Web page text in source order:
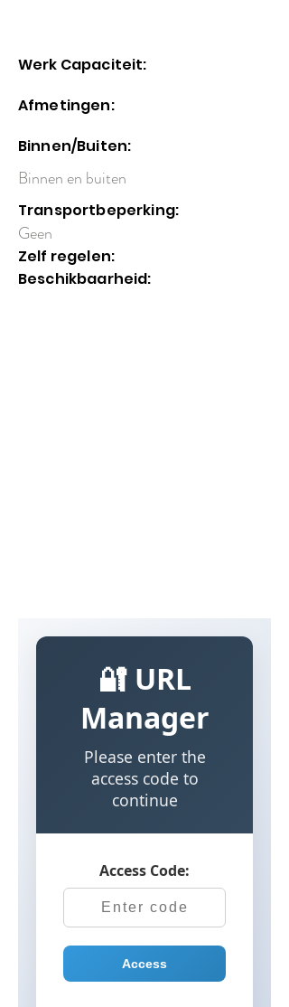
Werk Capaciteit:
Afmetingen:
Binnen/Buiten:
Binnen en buiten
Transportbeperking:
Geen
Zelf regelen:
Beschikbaarheid: